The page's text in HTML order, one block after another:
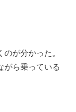
が分かった。
がら乗っている